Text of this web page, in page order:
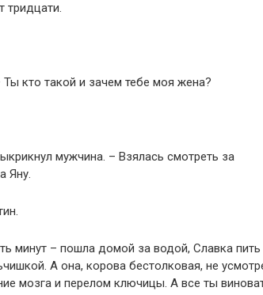
тридцати.
Ты кто такой и зачем тебе моя жена?
мужчина. – Взялась смотреть за
Яну.
минут – пошла домой за водой, Славка пить
А она, корова бестолковая, не
мозга и перелом ключицы. А все ты